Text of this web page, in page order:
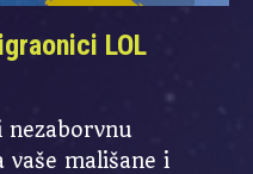
LOL
vaše mališane i